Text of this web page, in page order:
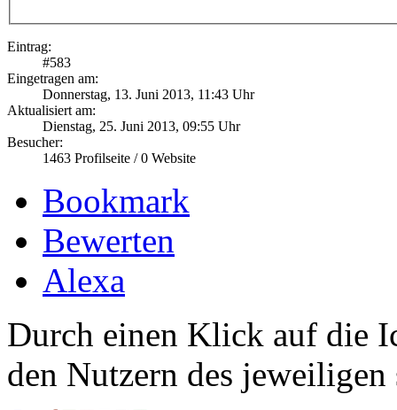
Eintrag:
#583
Eingetragen am:
Donnerstag, 13. Juni 2013, 11:43 Uhr
Aktualisiert am:
Dienstag, 25. Juni 2013, 09:55 Uhr
Besucher:
1463 Profilseite /0 Website
Bookmark
Bewerten
Alexa
Durch einen Klick auf die
den Nutzern des